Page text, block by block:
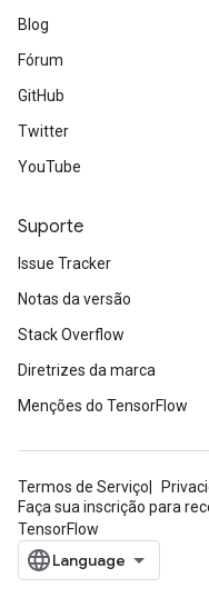
Blog
Fórum
GitHub
Twitter
YouTube
Suporte
Issue Tracker
Notas da versão
Stack Overflow
Diretrizes da marca
Menções do TensorFlow
Termos de Serviço
Faça sua inscrição para
TensorFlow